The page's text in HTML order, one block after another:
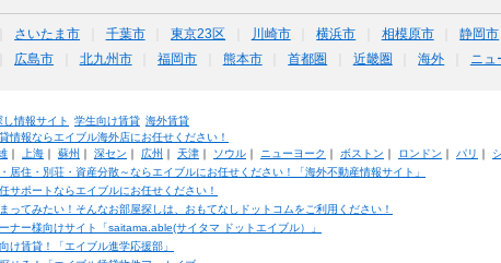
さいたま市 千葉市 東京23区 川崎市 横浜市 相模原市 静岡市
広島市 北九州市 福岡市 熊本市 首都圏 近畿圏 海外 ニュ
情報サイト 学生向け賃貸 海外賃貸
情報ならエイブル海外店にお任せください！
｜ 上海｜ 蘇州 ｜ 深セン ｜ 広州 ｜ 天津｜ ソウル｜ ニューヨーク ｜ ボストン ｜ ロンドン ｜ パリ ｜
居住・別荘・資産分散～ならエイブルにお任せください！「海外不動産情報サイト」
サポートならエイブルにお任せください！
ってみたい！そんなお部屋探しは、おもてなしドットコムをご利用ください！
ナー様向けサイト「saitama.able(サイタマ ドットエイブル）」
け賃貸！「エイブル進学応援部」